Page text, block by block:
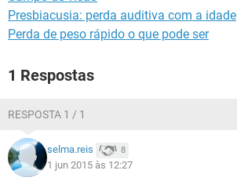
Presbiacusia: perda auditiva com a idade
Perda de peso rápido o que pode ser
1 Respostas
RESPOSTA 1 / 1
selma.reis 8
1 jun 2015 às 12:27